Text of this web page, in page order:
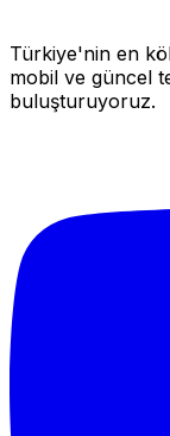
Türkiye'nin en
mobil ve güncel
buluşturuyoruz.